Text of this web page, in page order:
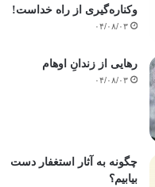
وکناره‌گیری از راه خداست‌!
۰۴/۰۸/۰۳
رهایی از زندانِ اوهام
۰۴/۰۸/۰۳
چگونه به آثار استغفار دست
بیابیم؟